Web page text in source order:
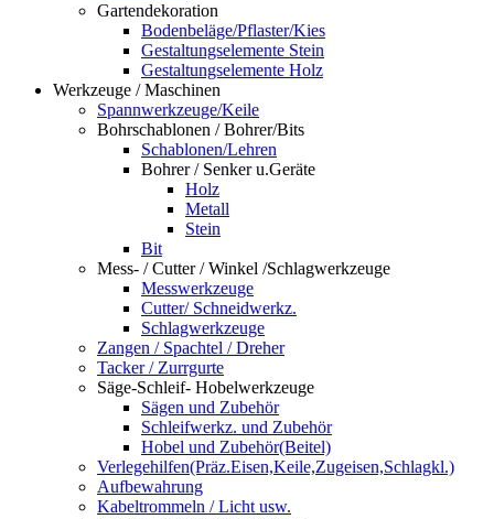
Gartendekoration
Bodenbeläge/Pflaster/Kies
Gestaltungselemente Stein
Gestaltungselemente Holz
Werkzeuge / Maschinen
Spannwerkzeuge/Keile
Bohrschablonen / Bohrer/Bits
Schablonen/Lehren
Bohrer / Senker u.Geräte
Holz
Metall
Stein
Bit
Mess- / Cutter / Winkel /Schlagwerkzeuge
Messwerkzeuge
Cutter/ Schneidwerkz.
Schlagwerkzeuge
Zangen / Spachtel / Dreher
Tacker / Zurrgurte
Säge-Schleif- Hobelwerkzeuge
Sägen und Zubehör
Schleifwerkz. und Zubehör
Hobel und Zubehör(Beitel)
Verlegehilfen(Präz.Eisen,Keile,Zugeisen,Schlagkl.)
Aufbewahrung
Kabeltrommeln / Licht usw.